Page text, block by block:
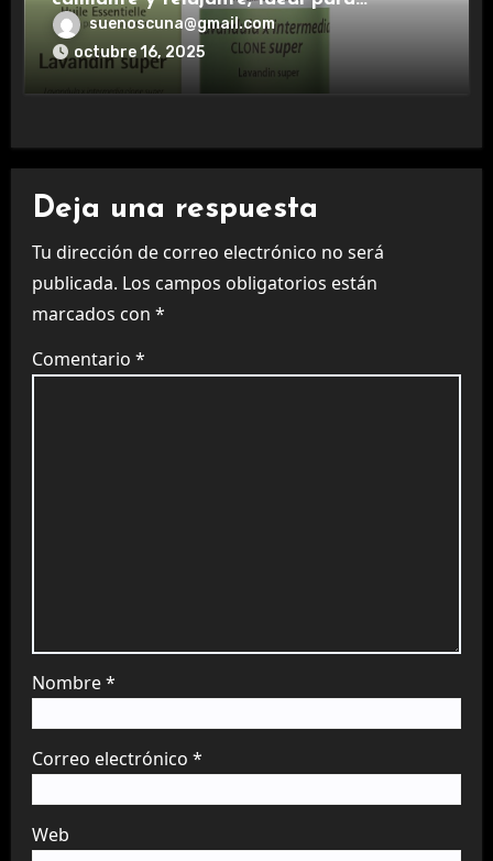
aromaterapia.
suenoscuna@gmail.com
octubre 16, 2025
Deja una respuesta
Tu dirección de correo electrónico no será
publicada. Los campos obligatorios están
marcados con *
Comentario *
Nombre*
Correo electrónico *
Web